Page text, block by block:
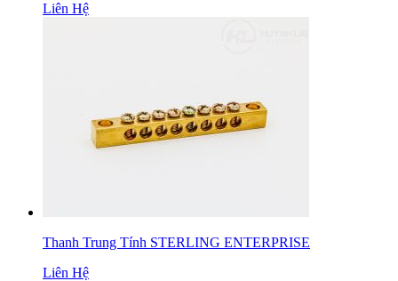
Liên Hệ
Thanh Trung Tính STERLING ENTERPRISE
Liên Hệ